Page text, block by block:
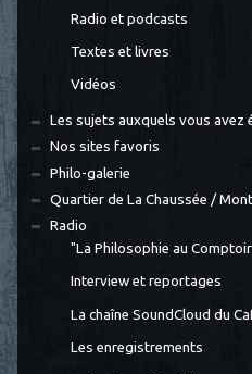
Radio et podcasts
Textes et livres
Vidéos
Les sujets auxquels vous avez
Nos sites favoris
Philo-galerie
Quartier de La Chaussée /
Radio
"La Philosophie au
Interview et reportages
La chaîne SoundCloud du
Les enregistrements